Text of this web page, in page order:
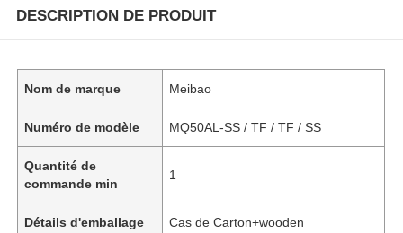
DESCRIPTION DE PRODUIT
Nom de marque Meibao
Numéro de modèle MQ50AL-SS / TF / TF / SS
Quantité de
commande min
1
Détails d'emballage Cas de Carton+wooden